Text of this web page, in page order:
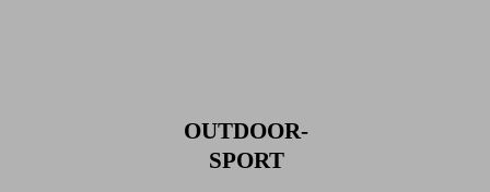
OUTDOOR-
SPORT